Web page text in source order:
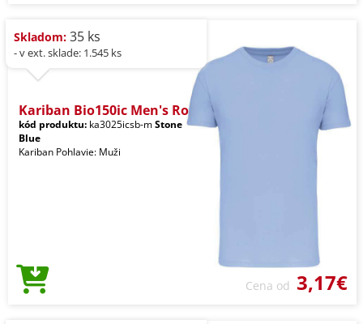
Skladom: 35 ks
- v ext. sklade: 1.545 ks
Kariban Bio150ic Men's Ro
kód produktu: ka3025icsb-mStone
Blue
Kariban Pohlavie: Muži
Cena od 3,17€